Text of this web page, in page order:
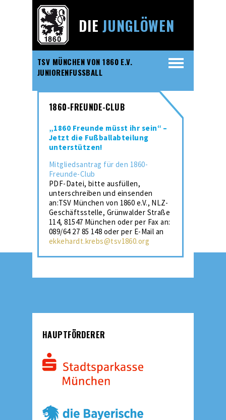
TSV MÜNCHEN VON 1860 E.V.
JUNIORENFUSSBALL
DIEJUNGLÖWEN
1860-FREUNDE-CLUB
„1860 Freunde müsst ihr sein“ –
Jetzt die Fußballabteilung
unterstützen!
Mitgliedsantrag für den 1860-
Freunde-Club
PDF-Datei, bitte ausfüllen,
unterschreiben und einsenden
an:TSV München von 1860 e.V., NLZ-
Geschäftsstelle, Grünwalder Straße
114, 81547 München oder per Fax an:
089/64 27 85 148 oder per E-Mail an
ekkehardt.krebs@tsv1860.org
HAUPTFÖRDERER